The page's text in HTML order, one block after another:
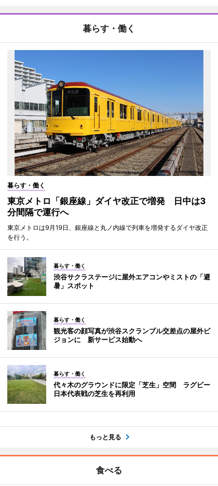
暮らす・働く
暮らす・働く
東京メトロ「銀座線」ダイヤ改正で増発 日中は3
分間隔で運行へ
東京メトロは9月19日、銀座線と丸ノ内線で列車を増発するダイヤ改正
を行う。
暮らす・働く
渋谷サクラステージに屋外エアコンやミストの「避
暑」スポット
暮らす・働く
観光客の顔写真が渋谷スクランブル交差点の屋外ビ
ジョンに 新サービス始動へ
暮らす・働く
代々木のグラウンドに限定「芝生」空間 ラグビー
日本代表戦の芝生を再利用
もっと見る
食べる